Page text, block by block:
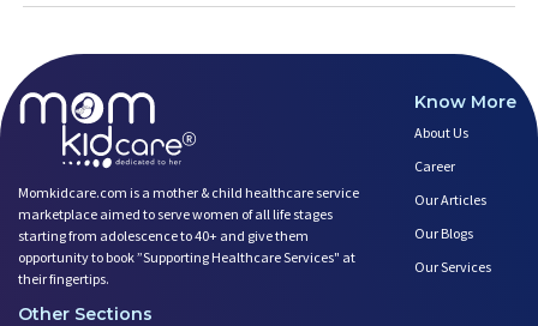
Momkidcare.com is a mother & child healthcare service
marketplace aimed to serve women of all life stages
starting from adolescence to 40+ and give them
opportunity to book ”Supporting Healthcare Services" at
their fingertips.
Know More
About Us
Career
Our Articles
Our Blogs
Our Services
Other Sections